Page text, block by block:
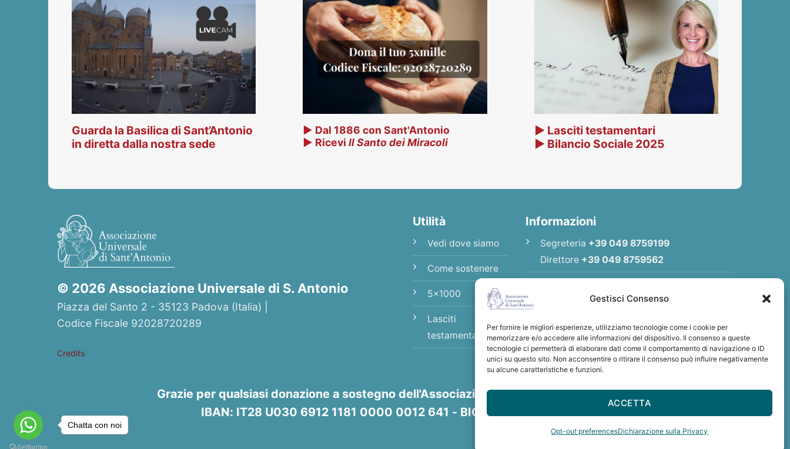
Gestisci Consenso
Per fornire le migliori esperienze, utilizziamo tecnologie come i cookie per
memorizzare e/o accedere alle informazioni del dispositivo. Il consenso a queste
tecnologie ci permetterà di elaborare dati come il comportamento di navigazione o ID
unici su questo sito. Non acconsentire o ritirare il consenso può influire negativamente
su alcune caratteristiche e funzioni.
ACCETTA
Opt-out preferencesDichiarazione sulla Privacy
Guarda la Basilica di Sant’Antonio
in diretta dalla nostra sede
▶ Dal 1886 con Sant'Antonio
▶ RiceviIl Santo dei Miracoli
▶ Lasciti testamentari
▶ Bilancio Sociale 2025
© 2026 Associazione Universale di S. Antonio
Piazza del Santo 2 - 35123 Padova (Italia) |
Codice Fiscale 92028720289
Credits
Utilità
Vedi dove siamo
Come sostenere
5x1000
Lasciti
testamentari
Informazioni
Segreteria +39 049 8759199
Direttore +39 049 8759562
Privacy Policy
Grazie per qualsiasi donazione a sostegno dell'Associazione Universale di S. Antonio
IBAN: IT28 U030 6912 1181 0000 0012 641 - BIC/SWIFT: BCITITMM
Chatta con noi